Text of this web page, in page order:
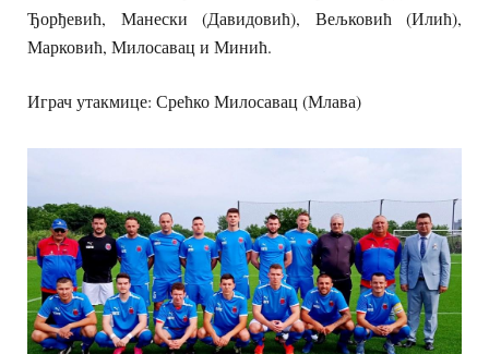
Ђорђевић, Манески (Давидовић), Вељковић (Илић),
Марковић, Милосавац и Минић.
Играч утакмице: Срећко Милосавац (Млава)